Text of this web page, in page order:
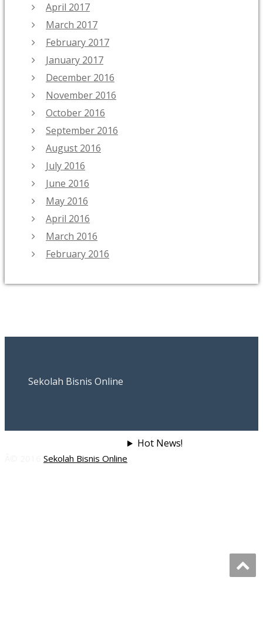
April 2017
March 2017
February 2017
January 2017
December 2016
November 2016
October 2016
September 2016
August 2016
July 2016
June 2016
May 2016
April 2016
March 2016
February 2016
Sekolah Bisnis Online
Sekolah Bisnis Online
Hot News!